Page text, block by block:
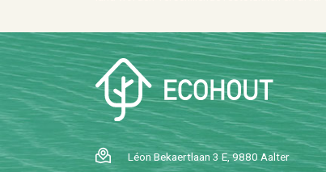
Léon Be­kaert­laan 3 E, 9880 Aal­ter